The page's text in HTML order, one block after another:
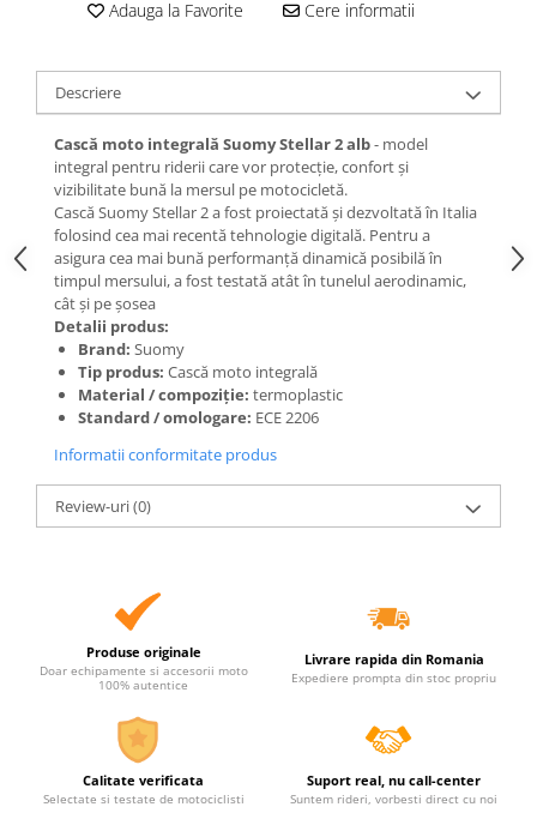
Adauga la Favorite Cere informatii
Descriere
Cască moto integrală Suomy Stellar 2 alb- model
integral pentru riderii care vor protecție, confort și
vizibilitate bună la mersul pe motocicletă.
Cască Suomy Stellar 2 a fost proiectată și dezvoltată în Italia
folosind cea mai recentă tehnologie digitală. Pentru a
asigura cea mai bună performanță dinamică posibilă în
timpul mersului, a fost testată atât în tunelul aerodinamic,
cât și pe șosea
Detalii produs:
Brand: Suomy
Tip produs: Cască moto integrală
Material / compoziție: termoplastic
Standard / omologare: ECE 2206
Informatii conformitate produs
Review-uri(0)
Produse originale
Doar echipamente si accesorii moto
100% autentice
Livrare rapida din Romania
Expediere prompta din stoc propriu
Calitate verificata
Selectate si testate de motociclisti
Suport real, nu call-center
Suntem rideri, vorbesti direct cu noi